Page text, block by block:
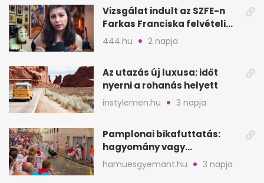
Vizsgálat indult az SZFE-n
Farkas Franciska felvételi
videója után
444.hu 2 napja
Az utazás új luxusa: időt
nyerni a rohanás helyett
instylemen.hu 3 napja
Pamplonai bikafuttatás:
hagyomány vagy
értelmetlen vérontás?
hamuesgyemant.hu 3 napja